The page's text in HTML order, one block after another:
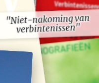
"Niet-nakoming van
verbintenissen"
"Niet-nakoming van
verbintenissen"